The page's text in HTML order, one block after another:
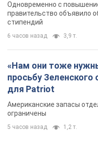
Одновременно с
правительство объявило
стипендий
6 часов назад 3,9 т.
«Нам они тоже
просьбу Зеленского
для Patriot
Американские запасы
ограничены
5 часов назад 1,2 т.